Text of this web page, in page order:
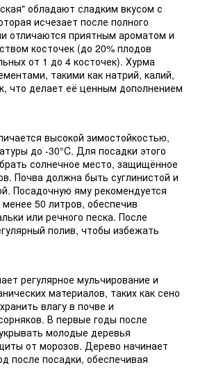
обладают сладким вкусом с
исчезает после полного
отличаются приятным ароматом и
косточек (до 20% плодов
от 1 до 4 косточек). Хурма
такими как натрий, калий,
что делает её ценным дополнением
высокой зимостойкостью,
до -30°C. Для посадки этого
солнечное место, защищённое
Почва должна быть суглинистой и
Посадочную яму рекомендуется
50 литров, обеспечив
или речного песка. После
полив, чтобы избежать
регулярное мульчирование и
материалов, таких как сено
влагу в почве и
В первые годы после
молодые деревья
от морозов. Дерево начинает
после посадки, обеспечивая